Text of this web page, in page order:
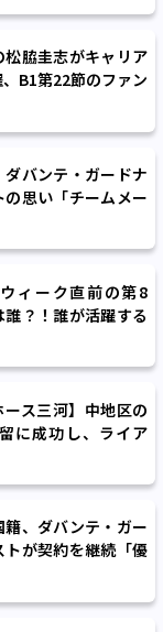
脇圭志がキャリア
B1第22節のファン
バンテ・ガードナ
思い「チームメー
い」
ウィーク直前の第8
？！誰が活躍する
もう！
ース三河】中地区の
に成功し、ライア
目の挑戦へ
、ダバンテ・ガー
トが契約を継続「優